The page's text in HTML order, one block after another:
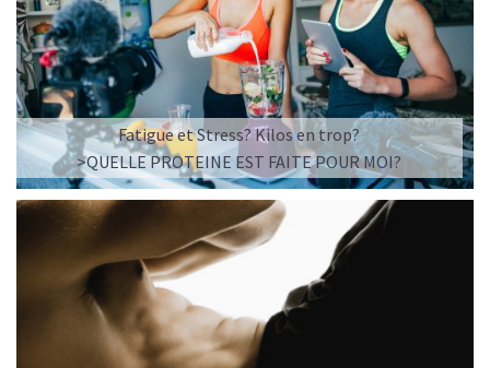
Imaginez un caramel fondant qui se mêle à un café
frappé crémeux, sans sucre raffiné et boosté en
protéines végétales.
C’est la boisson plaisir par excellence — celle qui
réconcilie dessert glacé et nutrition.
Résultat : un corps rassasié, une énergie durable, et zéro
fringale. Pour les gourmands qui veulent se faire plaisir
sans sacrifier leurs objectifs.
Découvrir le Café frappé au Caramel Protéiné
🍫 MOCHA GLACÉ PROTÉINÉ
Fatigue et Stress? Kilos en trop?
>QUELLE PROTEINE EST FAITE POUR MOI?